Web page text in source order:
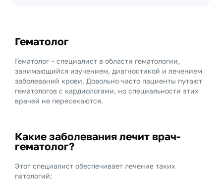
Гематолог
Гематолог – специалист в области гематологии,
занимающийся изучением, диагностикой и лечением
заболеваний крови. Довольно часто пациенты путают
гематологов с кардиологами, но специальности этих
врачей не пересекаются.
Какие заболевания лечит врач-
гематолог?
Этот специалист обеспечивает лечение таких
патологий: